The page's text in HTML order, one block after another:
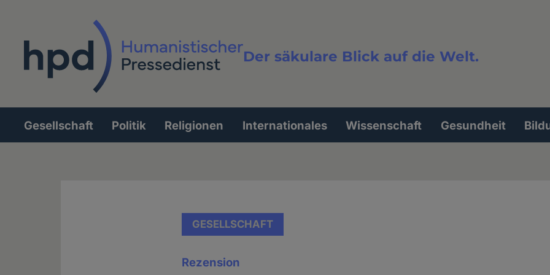
Der säkulare Blick auf die Welt.
Volltextsuche
Hauptnavigation
Gesellschaft Politik Religionen Internationales Wissenschaft Gesundheit
GESELLSCHAFT
Rezension